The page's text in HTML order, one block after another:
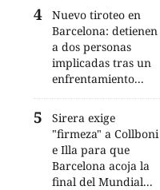
Nuevo tiroteo en
Barcelona: detienen
a dos personas
implicadas tras un
enfrentamiento...
Sirera exige
"firmeza" a Collboni
e Illa para que
Barcelona acoja la
final del Mundial...